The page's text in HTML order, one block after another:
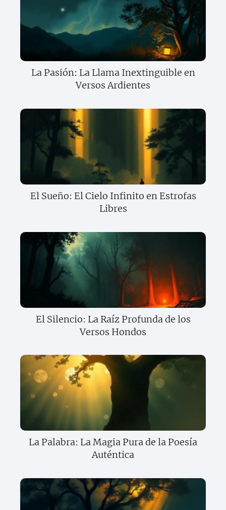
La Pasión: La Llama Inextinguible en
Versos Ardientes
El Sueño: El Cielo Infinito en Estrofas
Libres
El Silencio: La Raíz Profunda de los
Versos Hondos
La Palabra: La Magia Pura de la Poesía
Auténtica